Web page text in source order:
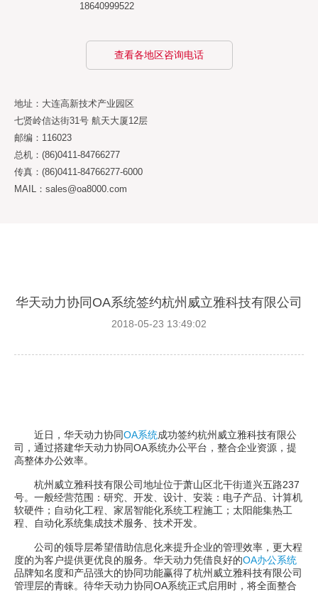
18640999522
查看各地区咨询电话
地址：大连高新技术产业园区
七贤岭信达街31号 航天大厦12层
邮编：116023
总机：(86)0411-84766277
传真：(86)0411-84766277-6000
MAIL：sales@oa8000.com
华天动力协同OA系统签约杭州威立雅科技有限公司
2018-05-23 13:49:02
近日，华天动力协同OA系统成功签约杭州威立雅科技有限公
司，通过搭建华天动力协同OA系统办公平台，整合企业资源，提
高整体办公效率。
杭州威立雅科技有限公司地址位于萧山区北干街道兴五路237
号。一般经营范围：研究、开发、设计、安装：电子产品、计算机
软硬件；自动化工程、家居智能化系统工程施工；太阳能集热工
程、自动化系统集成技术服务、技术开发。
公司的领导层希望借助信息化来提升企业的管理效率，更大程
度的为客户提供更优良的服务。华天动力凭借良好的OA办公系统
品牌知名度和产品强大的协同功能赢得了杭州威立雅科技有限公司
管理层的青睐。待华天动力协同OA系统正式启用时，将全面整合